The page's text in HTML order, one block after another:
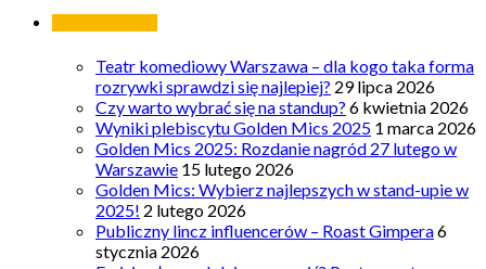
Teatr komediowy Warszawa – dla kogo taka forma
rozrywki sprawdzi się najlepiej? 29 lipca 2026
Czy warto wybrać się na standup? 6 kwietnia 2026
Wyniki plebiscytu Golden Mics 2025 1 marca 2026
Golden Mics 2025: Rozdanie nagród 27 lutego w
Warszawie 15 lutego 2026
Golden Mics: Wybierz najlepszych w stand-upie w
2025! 2 lutego 2026
Publiczny lincz influencerów – Roast Gimpera6
stycznia 2026